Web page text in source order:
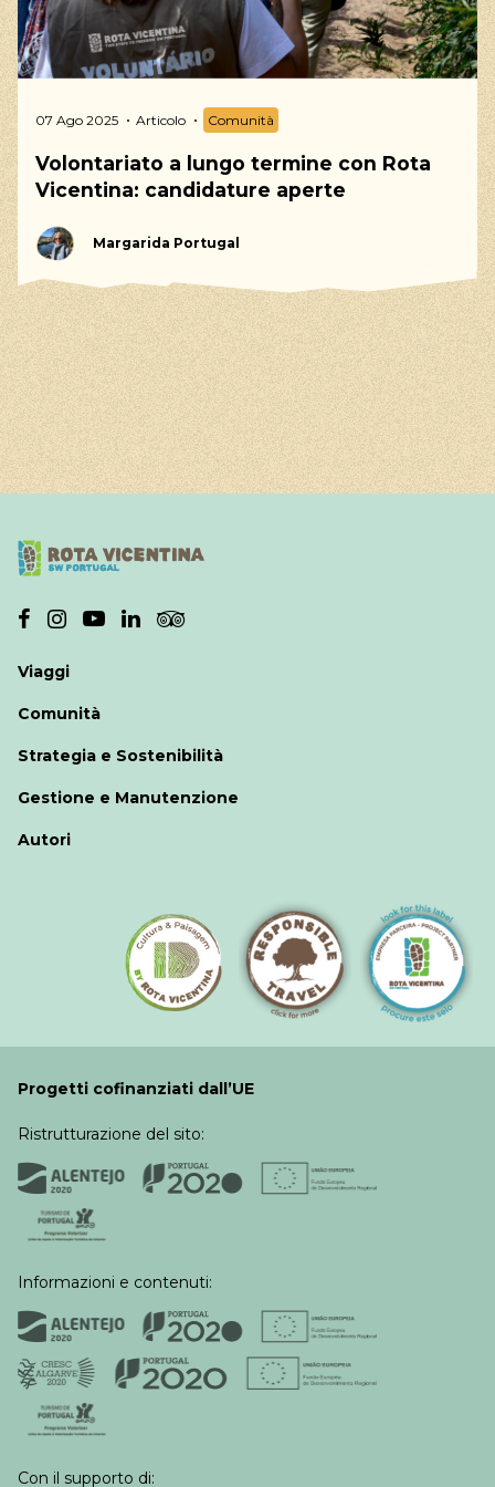
07 Ago 2025 Articolo Comunità
Volontariato a lungo termine con Rota
Vicentina: candidature aperte
Margarida Portugal
Viaggi
Comunità
Strategia e Sostenibilità
Gestione e Manutenzione
Autori
Progetti cofinanziati dall’UE
Ristrutturazione del sito:
Informazioni e contenuti:
Con il supporto di:
– Borsa mensile (importo definito dall’Unione
Europea)
– Stanza singola in appartamento condiviso
di Odemira
– Trasporto per le attività legate al volontariato
– Partecipazione ad attività collettive con altri
volontari in un programma di formazione
informale
– Sei mesi di vita in un piccolo e pittoresco paese a
20 km da alcune delle migliori spiagge portoghesi.
Chi cerchiamo:
–Consulta qui requisiti formali del programma
E inoltre:
– Persone motivate, responsabili, autonome e
proattività
naturalistico e allo sviluppo sostenibile
– A proprio agio con fotografia e/o video,
creazione e pubblicazione di contenuti digitali,
– Capacità di scrivere racconti di viaggio
– Amanti delle attività all’aria aperta – trekking e
– Buona conoscenza dell’inglese e, se possibile,
– Disponibilità per attività nei fine settimana
– Con attrezzatura personale (computer e/o
fotocamera – non è un criterio esclusivo)
organizzate con la comunità
sentieri escursionistici e ciclabili
– Collaborare a campagne promozionali sui social
– Contribuire alla gestione del profilo TikTok di
Rota Vicentina con brevi video su attività di
manutenzione e altre azioni sul territorio
– Realizzare interviste con membri della comunità
– Mappare punti di interesse lungo i sentieri della
ecc.)